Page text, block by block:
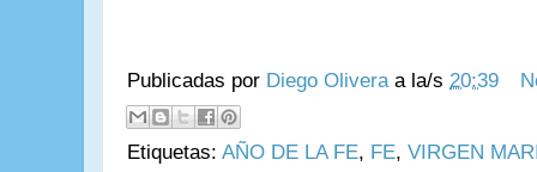
Publicadas por Diego Olivera a la/s 20:39
Etiquetas: AÑO DE LA FE, FE, VIRGEN